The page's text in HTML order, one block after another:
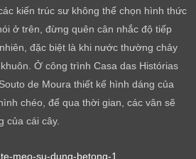
kiến trúc sư không thể chọn hình thức
ở trên, đừng quên cân nhắc độ tiếp
đặc biệt là khi nước thường chảy
Ở công trình Casa das Histórias
de Moura thiết kế hình dáng của
chéo, để qua thời gian, các vân sẽ
của cái cây.